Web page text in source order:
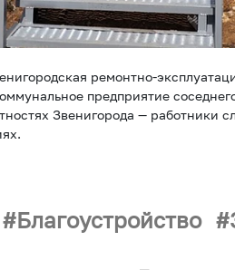
ремонтно-
предприятие
Звенигорода — работники
Благоустройство